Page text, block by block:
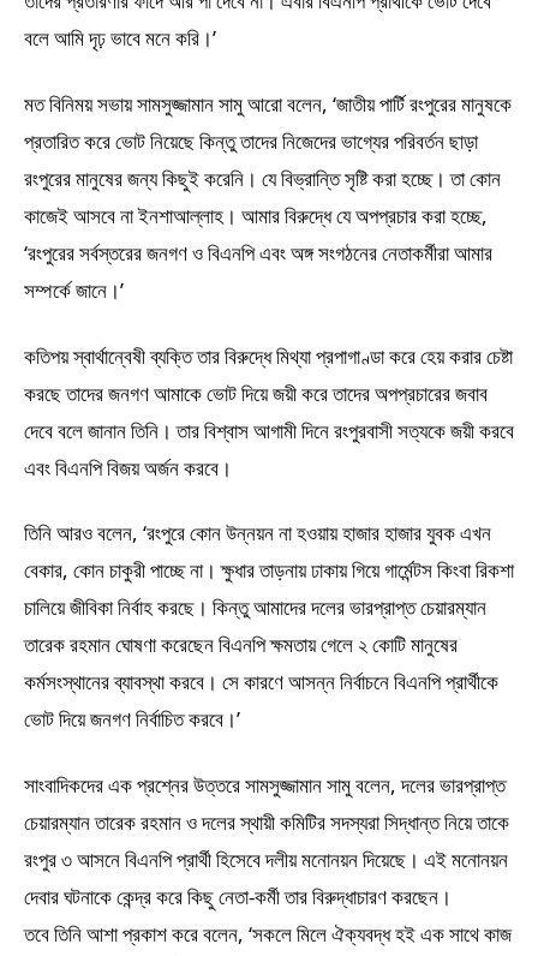
বলে আমি দৃঢ় ভাবে মনে করি।’
মত বিনিময় সভায় সামসুজ্জামান সামু আরো বলেন, ‘জাতীয় পার্টি রংপুরের মানুষকে
প্রতারিত করে ভোট নিয়েছে কিন্তু তাদের নিজেদের ভাগ্যের পরিবর্তন ছাড়া
রংপুরের মানুষের জন্য কিছুই করেনি। যে বিভ্রান্তি সৃষ্টি করা হচ্ছে। তা কোন
কাজেই আসবে না ইনশাআল্লাহ। আমার বিরুদ্ধে যে অপপ্রচার করা হচ্ছে,
‘রংপুরের সর্বস্তরের জনগণ ও বিএনপি এবং অঙ্গ সংগঠনের নেতাকর্মীরা আমার
সম্পর্কে জানে।’
কতিপয় স্বার্থান্বেষী ব্যক্তি তার বিরুদ্ধে মিথ্যা প্রপাগাণ্ডা করে হেয় করার চেষ্টা
করছে তাদের জনগণ আমাকে ভোট দিয়ে জয়ী করে তাদের অপপ্রচারের জবাব
দেবে বলে জানান তিনি। তার বিশ্বাস আগামী দিনে রংপুরবাসী সত্যকে জয়ী করবে
এবং বিএনপি বিজয় অর্জন করবে।
তিনি আরও বলেন, ‘রংপুরে কোন উন্নয়ন না হওয়ায় হাজার হাজার যুবক এখন
বেকার, কোন চাকুরী পাচ্ছে না। ক্ষুধার তাড়নায় ঢাকায় গিয়ে গার্মেন্টস কিংবা রিকশা
চালিয়ে জীবিকা নির্বাহ করছে। কিন্তু আমাদের দলের ভারপ্রাপ্ত চেয়ারম্যান
তারেক রহমান ঘোষণা করেছেন বিএনপি ক্ষমতায় গেলে ২ কোটি মানুষের
কর্মসংস্থানের ব্যাবস্থা করবে। সে কারণে আসন্ন নির্বাচনে বিএনপি প্রার্থীকে
ভোট দিয়ে জনগণ নির্বাচিত করবে।’
সাংবাদিকদের এক প্রশ্নের উত্তরে সামসুজ্জামান সামু বলেন, দলের ভারপ্রাপ্ত
চেয়ারম্যান তারেক রহমান ও দলের স্থায়ী কমিটির সদস্যরা সিদ্ধান্ত নিয়ে তাকে
রংপুর ৩ আসনে বিএনপি প্রার্থী হিসেবে দলীয় মনোনয়ন দিয়েছে। এই মনোনয়ন
দেবার ঘটনাকে কেন্দ্র করে কিছু নেতা-কর্মী তার বিরুদ্ধাচারণ করছেন।
তবে তিনি আশা প্রকাশ করে বলেন, ‘সকলে মিলে ঐক্যবদ্ধ হই এক সাথে কাজ